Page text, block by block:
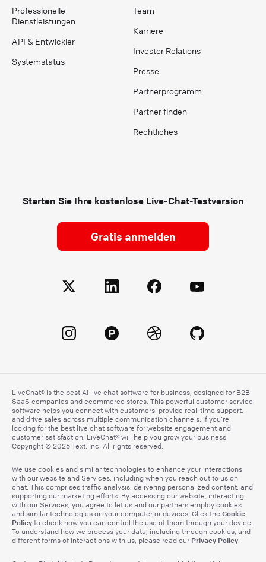
Professionelle
Dienstleistungen
API & Entwickler
Systemstatus
Team
Karriere
Investor Relations
Presse
Partnerprogramm
Partner finden
Rechtliches
Starten Sie Ihre kostenlose Live-Chat-Testversion
Gratis anmelden
LiveChat® is the best AI live chat software for business, designed for B2B
SaaS companies and ecommerce stores. This powerful customer service
software helps you connect with customers, provide real-time support,
and drive sales across multiple communication channels. If you’re
looking for the best live chat software for website engagement and
customer satisfaction, LiveChat® will help you grow your business.
Copyright © 2026 Text, Inc. All rights reserved.
We use cookies and similar technologies to enhance your interactions
with our website and Services, including when you reach out to us on
chat. This comprises traffic analysis, delivering personalized content, and
supporting our marketing efforts. By accessing our website, interacting
with our Services, you agree to let us and our partners employ cookies
and similar technologies on your computer or devices. Click the Cookie
Policy to check how you can control the use of them through your device.
To understand how we process your data, including through cookies, and
different forms of interactions with us, please read our Privacy Policy